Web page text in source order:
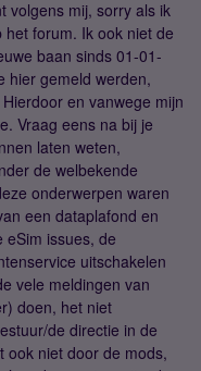
volgens mij, sorry als ik
forum. Ik ook niet de
baan sinds 01-01-
hier gemeld werden,
en vanwege mijn
Vraag eens na bij je
laten weten,
de welbekende
onderwerpen waren
een dataplafond en
issues, de
uitschakelen
vele meldingen van
doen, het niet
de directie in de
ook niet door de mods,